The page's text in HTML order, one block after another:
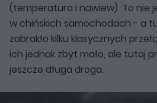
(temperatura i nawiew). To nie
w chińskich samochodach - a
zabrakło kilku klasycznych
ich jednak zbyt mało, ale tutaj
jeszcze długa droga.